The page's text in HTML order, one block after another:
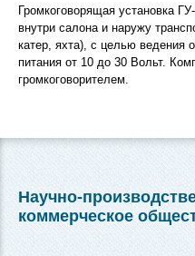
Громкоговорящая установка
внутри салона и наружу
катер, яхта), с целью ведения
питания от 10 до 30 Вольт.
громкоговорителем.
Научно-
коммерческое